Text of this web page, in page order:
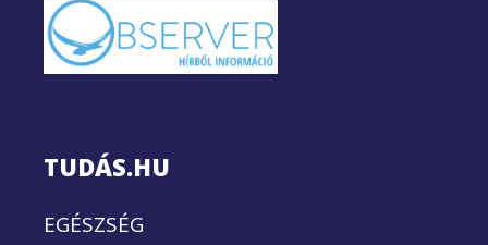
TUDÁS.HU
EGÉSZSÉG